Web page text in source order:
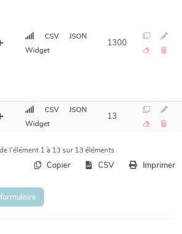
CSV
JSON
Widget
1300
CSV
JSON
Widget
13
l'élément 1 à 13 sur 13 éléments
Copier CSV Imprimer